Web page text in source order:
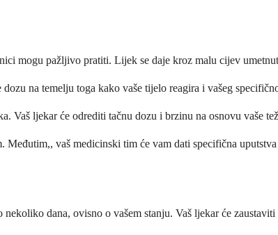
mogu pažljivo pratiti. Lijek se daje kroz malu cijev
na temelju toga kako vaše tijelo reagira i vašeg
ljekar će odrediti tačnu dozu i brzinu na osnovu vaše
vaš medicinski tim će vam dati specifična
dana, ovisno o vašem stanju. Vaš ljekar će